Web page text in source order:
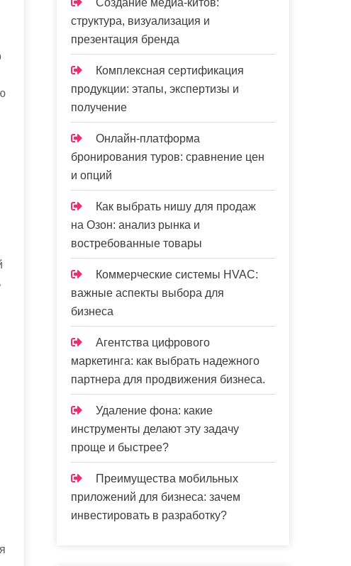
Создание медиа-китов:
структура, визуализация и
презентация бренда
Комплексная сертификация
продукции: этапы, экспертизы и
получение
Онлайн-платформа
бронирования туров: сравнение цен
и опций
Как выбрать нишу для продаж
на Озон: анализ рынка и
востребованные товары
Коммерческие системы HVAC:
важные аспекты выбора для
бизнеса
Агентства цифрового
маркетинга: как выбрать надежного
партнера для продвижения бизнеса.
Удаление фона: какие
инструменты делают эту задачу
проще и быстрее?
Преимущества мобильных
приложений для бизнеса: зачем
инвестировать в разработку?